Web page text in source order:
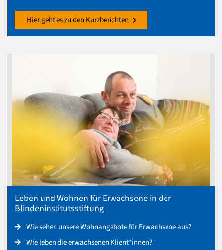
Hier geht es zu den Kurzberichten
Leben und Wohnen für Erwachsene in der
Blindeninstitutsstiftung
Wie sehen unsere Wohnangebote für Erwachsene aus?
Wie leben die erwachsenen Klient*innen?